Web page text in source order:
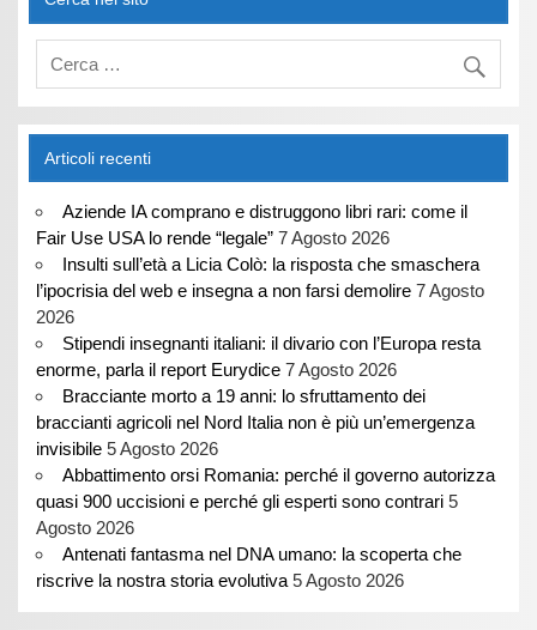
Articoli recenti
Aziende IA comprano e distruggono libri rari: come il
Fair Use USA lo rende “legale” 7 Agosto 2026
Insulti sull’età a Licia Colò: la risposta che smaschera
l’ipocrisia del web e insegna a non farsi demolire 7 Agosto
2026
Stipendi insegnanti italiani: il divario con l’Europa resta
enorme, parla il report Eurydice 7 Agosto 2026
Bracciante morto a 19 anni: lo sfruttamento dei
braccianti agricoli nel Nord Italia non è più un’emergenza
invisibile 5 Agosto 2026
Abbattimento orsi Romania: perché il governo autorizza
quasi 900 uccisioni e perché gli esperti sono contrari 5
Agosto 2026
Antenati fantasma nel DNA umano: la scoperta che
riscrive la nostra storia evolutiva 5 Agosto 2026